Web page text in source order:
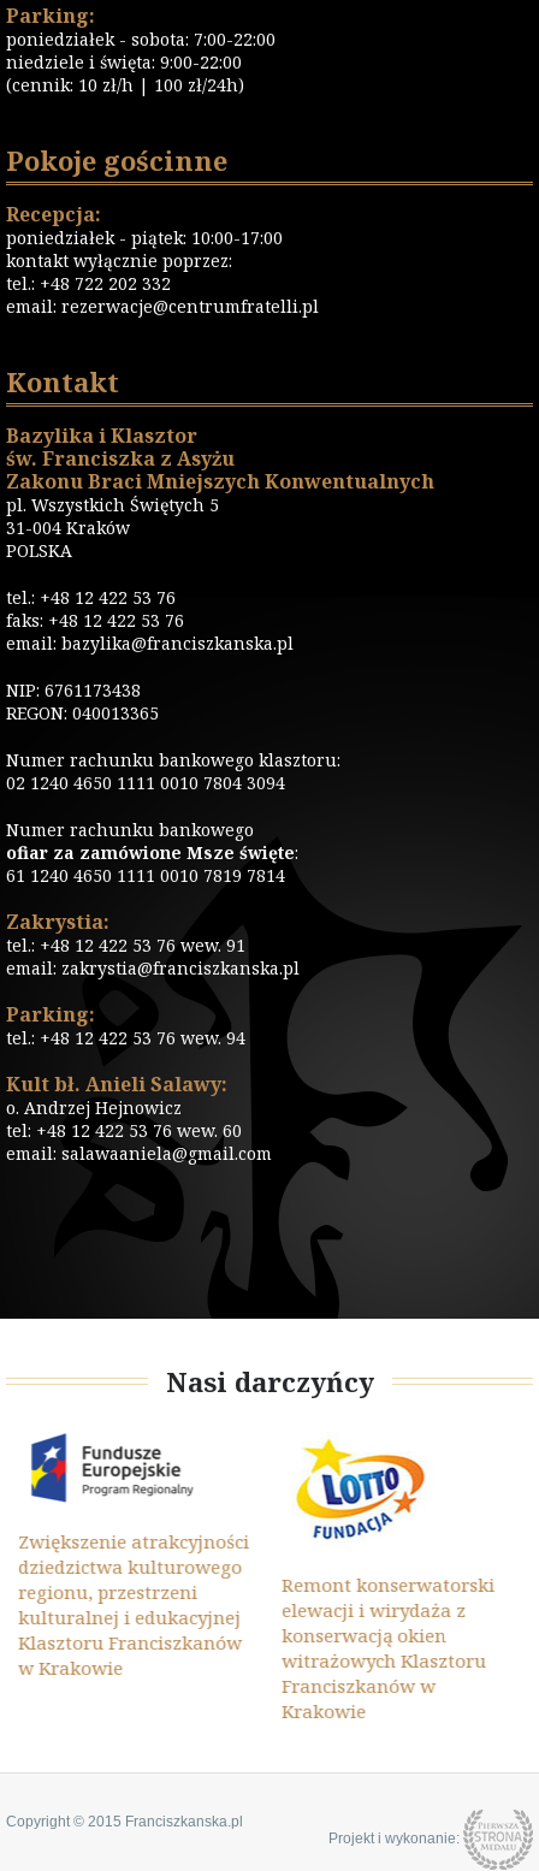
Parking:
poniedziałek - sobota: 7:00-22:00
niedziele i święta: 9:00-22:00
(cennik: 10 zł/h | 100 zł/24h)
Pokoje gościnne
Recepcja:
poniedziałek - piątek: 10:00-17:00
kontakt wyłącznie poprzez:
tel.: +48 722 202 332
email: rezerwacje@centrumfratelli.pl
Kontakt
Bazylika i Klasztor
św. Franciszka z Asyżu
Zakonu Braci Mniejszych Konwentualnych
pl. Wszystkich Świętych 5
31-004 Kraków
POLSKA
tel.: +48 12 422 53 76
faks: +48 12 422 53 76
email: bazylika@franciszkanska.pl
NIP: 6761173438
REGON: 040013365
Numer rachunku bankowego klasztoru:
02 1240 4650 1111 0010 7804 3094
Numer rachunku bankowego
ofiar za zamówione Msze święte:
61 1240 4650 1111 0010 7819 7814
Zakrystia:
tel.: +48 12 422 53 76 wew. 91
email: zakrystia@franciszkanska.pl
Parking:
tel.: +48 12 422 53 76 wew. 94
Kult bł. Anieli Salawy:
o. Andrzej Hejnowicz
tel: +48 12 422 53 76 wew. 60
email: salawaaniela@gmail.com
Nasi darczyńcy
Zwiększenie atrakcyjności
dziedzictwa kulturowego
regionu, przestrzeni
kulturalnej i edukacyjnej
Klasztoru Franciszkanów
w Krakowie
Remont konserwatorski
elewacji i wirydaża z
konserwacją okien
witrażowych Klasztoru
Franciszkanów w
Krakowie
Copyright © 2015 Franciszkanska.pl
Projekt i wykonanie: